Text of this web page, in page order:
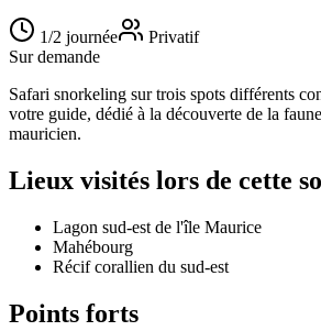
1/2 journée
Privatif
Sur demande
Safari snorkeling sur trois spots différents
votre guide, dédié à la découverte de la
mauricien.
Lieux visités lors de cette
Lagon sud-est de l'île Maurice
Mahébourg
Récif corallien du sud-est
Points forts